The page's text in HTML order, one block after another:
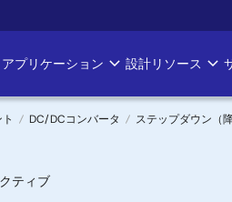
アプリケーション 設計リソース
DC/DCコンバータ ステップダウン（降
ティブ